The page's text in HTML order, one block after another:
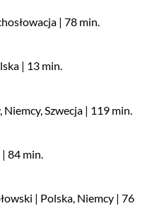
| 78 min.
| 13 min.
Szwecja | 119 min.
| 84 min.
| Polska, Niemcy | 76